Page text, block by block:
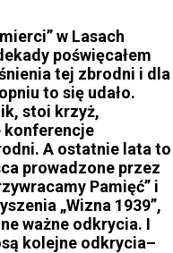
w Lasach
poświęcałem
tej zbrodni i dla
to się udało.
stoi krzyż,
konferencje
A ostatnie lata to
prowadzone przez
Pamięć” i
„Wizna 1939”,
ważne odkrycia. I
kolejne odkrycia–